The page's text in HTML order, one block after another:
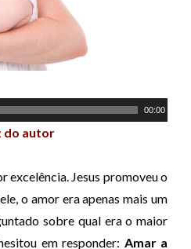
00:00
do autor
excelência. Jesus promoveu o
o amor era apenas mais um
sobre qual era o maior
em responder: Amar a